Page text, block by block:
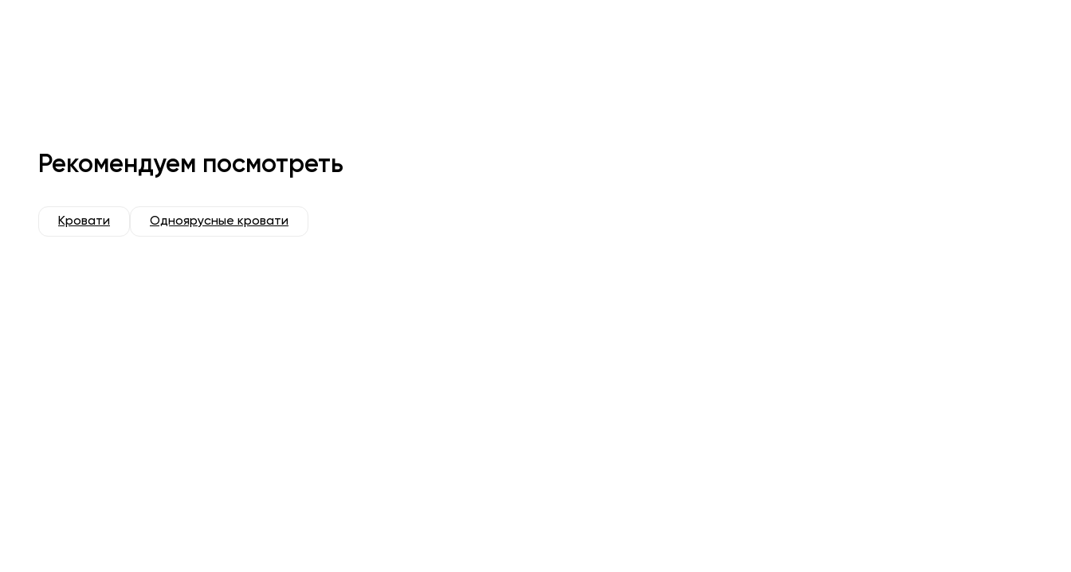
Рекомендуем посмотреть
Кровати Одноярусные кровати